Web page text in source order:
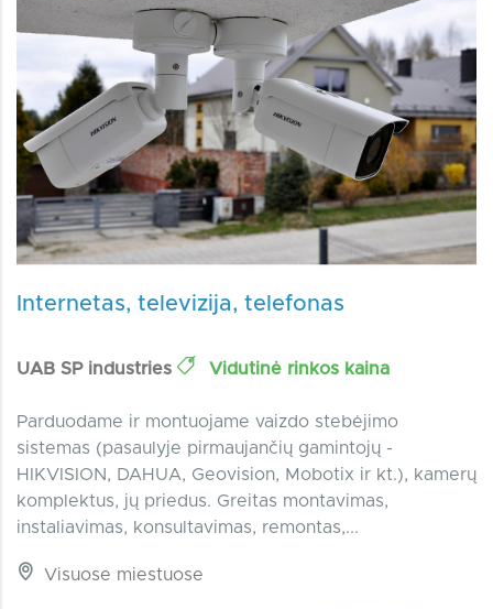
Internetas, televizija, telefonas
UAB SP industries Vidutinė rinkos kaina
Parduodame ir montuojame vaizdo stebėjimo
sistemas (pasaulyje pirmaujančių gamintojų -
HIKVISION, DAHUA, Geovision, Mobotix ir kt.), kamerų
komplektus, jų priedus. Greitas montavimas,
instaliavimas, konsultavimas, remontas,...
Visuose miestuose